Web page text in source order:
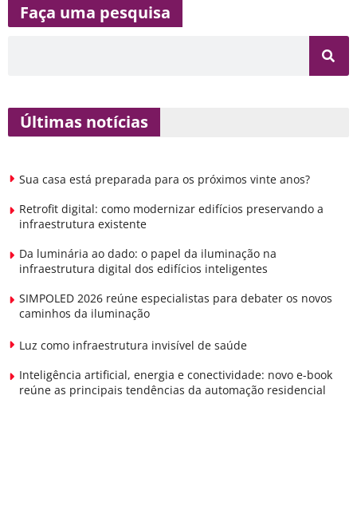
Faça uma pesquisa
Últimas notícias
Sua casa está preparada para os próximos vinte anos?
Retrofit digital: como modernizar edifícios preservando a
infraestrutura existente
Da luminária ao dado: o papel da iluminação na
infraestrutura digital dos edifícios inteligentes
SIMPOLED 2026 reúne especialistas para debater os novos
caminhos da iluminação
Luz como infraestrutura invisível de saúde
Inteligência artificial, energia e conectividade: novo e-book
reúne as principais tendências da automação residencial